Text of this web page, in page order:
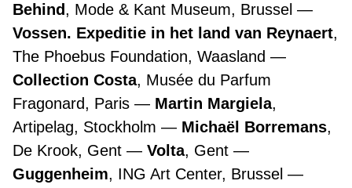
Behind, Mode & Kant Museum, Brussel
Vossen. Expeditie in het land van Reynaert,
The Phoebus Foundation, Waasland
Collection Costa, Musée du Parfum
Fragonard, Paris
Martin Margiela,
Artipelag, Stockholm
Michaël Borremans,
De Krook, Gent
Volta, Gent
Guggenheim, ING Art Center, Brussel